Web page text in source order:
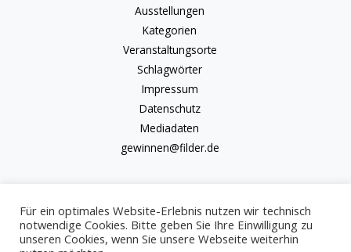
Ausstellungen
Kategorien
Veranstaltungsorte
Schlagwörter
Impressum
Datenschutz
Mediadaten
gewinnen@filder.de
Copyright © 2026 kulturkalender-filder.de | Powered by kulturkalender-
Für ein optimales Website-Erlebnis nutzen wir technisch
notwendige Cookies. Bitte geben Sie Ihre Einwilligung zu
unseren Cookies, wenn Sie unsere Webseite weiterhin